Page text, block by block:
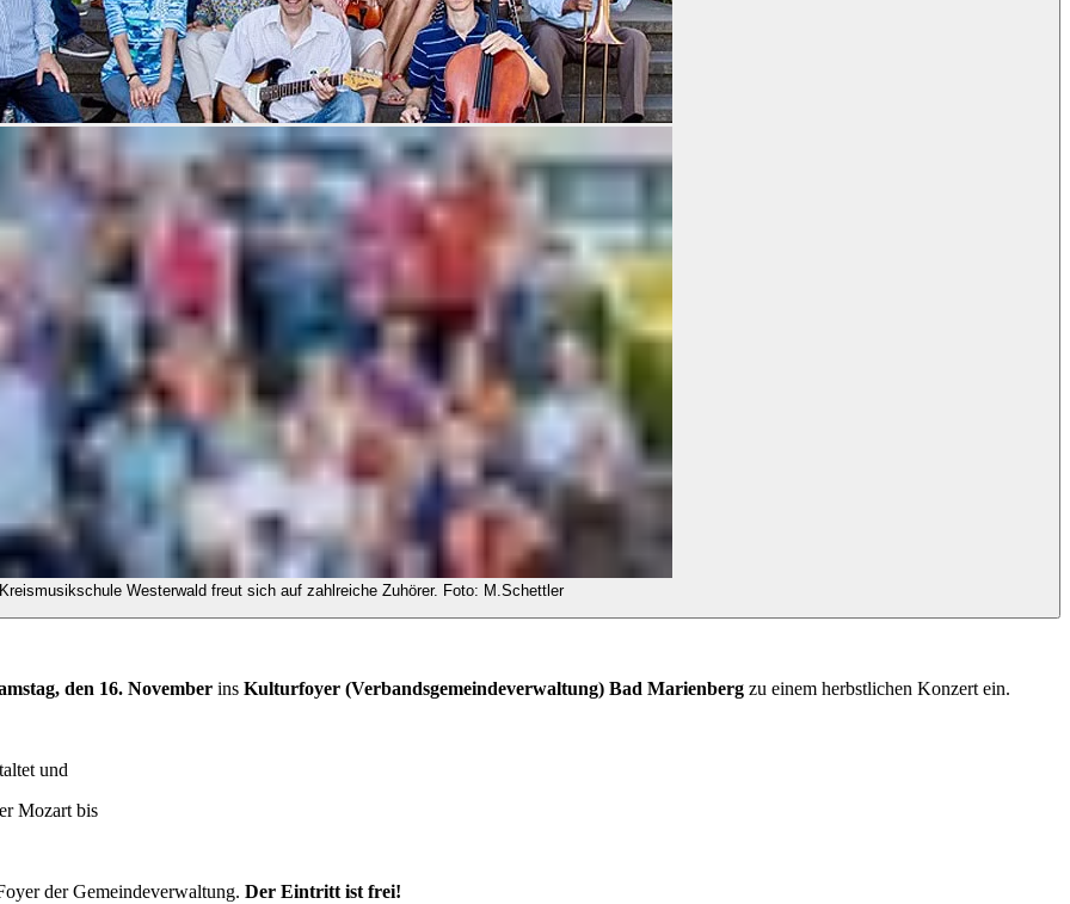
Westerwald freut sich auf zahlreiche Zuhörer. Foto: M.Schettler
den 16. November ins Kulturfoyer (Verbandsgemeindeverwaltung) Bad Marienberg zu einem herbstlichen Konzert ein.
und
Mozart bis
der Gemeindeverwaltung. Der Eintritt ist frei!